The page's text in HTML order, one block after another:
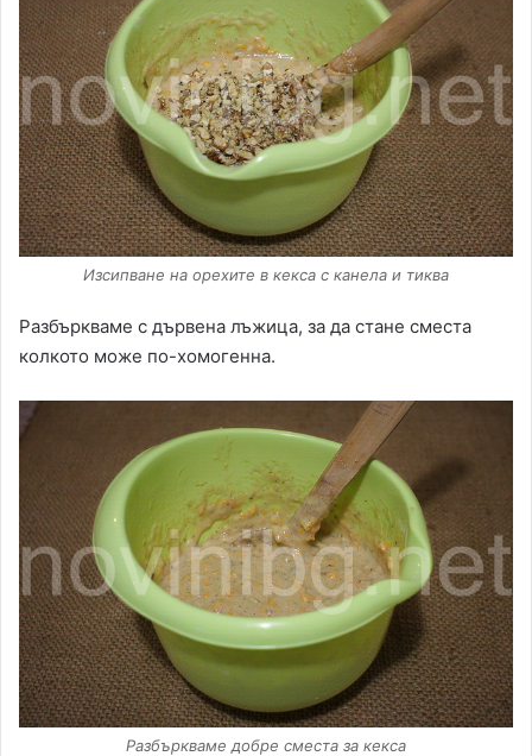
Изсипване на орехите в кекса с канела и тиква
Разбъркваме с дървена лъжица, за да стане сместа
колкото може по-хомогенна.
Разбъркваме добре сместа за кекса